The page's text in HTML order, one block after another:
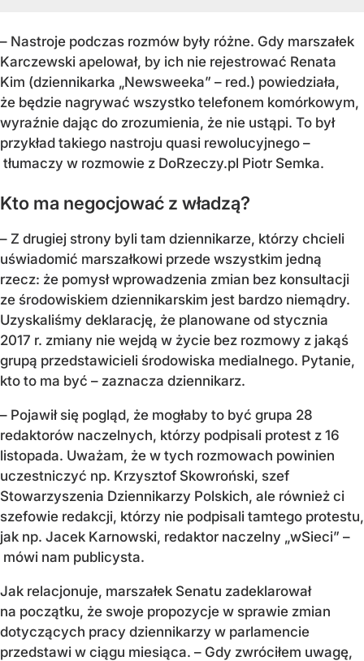
– Nastroje podczas rozmów były różne. Gdy marszałek
Karczewski apelował, by ich nie rejestrować Renata
Kim (dziennikarka „Newsweeka” – red.) powiedziała,
że będzie nagrywać wszystko telefonem komórkowym,
wyraźnie dając do zrozumienia, że nie ustąpi. To był
przykład takiego nastroju quasi rewolucyjnego –
tłumaczy w rozmowie z DoRzeczy.pl Piotr Semka.
Kto ma negocjować z władzą?
– Z drugiej strony byli tam dziennikarze, którzy chcieli
uświadomić marszałkowi przede wszystkim jedną
rzecz: że pomysł wprowadzenia zmian bez konsultacji
ze środowiskiem dziennikarskim jest bardzo niemądry.
Uzyskaliśmy deklarację, że planowane od stycznia
2017 r. zmiany nie wejdą w życie bez rozmowy z jakąś
grupą przedstawicieli środowiska medialnego. Pytanie,
kto to ma być – zaznacza dziennikarz.
– Pojawił się pogląd, że mogłaby to być grupa 28
redaktorów naczelnych, którzy podpisali protest z 16
listopada. Uważam, że w tych rozmowach powinien
uczestniczyć np. Krzysztof Skowroński, szef
Stowarzyszenia Dziennikarzy Polskich, ale również ci
szefowie redakcji, którzy nie podpisali tamtego protestu,
jak np. Jacek Karnowski, redaktor naczelny „wSieci” –
mówi nam publicysta.
Jak relacjonuje, marszałek Senatu zadeklarował
na początku, że swoje propozycje w sprawie zmian
dotyczących pracy dziennikarzy w parlamencie
przedstawi w ciągu miesiąca. – Gdy zwróciłem uwagę,